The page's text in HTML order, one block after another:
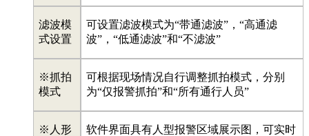
滤波模
式设置
可设置滤波模式为“带通滤波”，“高通滤
波”，“低通滤波”和“不滤波”
※抓拍
模式
可根据现场情况自行调整抓拍模式，分别
为“仅报警抓拍”和“所有通行人员”
※人形
软件界面具有人型报警区域展示图，可实时